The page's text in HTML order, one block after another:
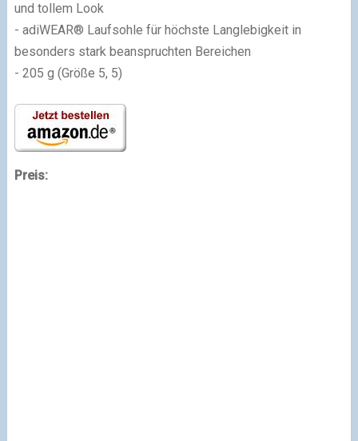
und tollem Look
- adiWEAR® Laufsohle für höchste Langlebigkeit in
besonders stark beanspruchten Bereichen
- 205 g (Größe 5, 5)
Preis: